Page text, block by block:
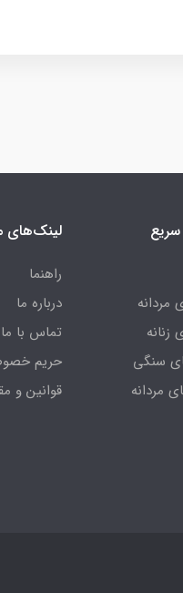
مردانه
زنانه
سنگی
مردانه
لینک‌های
راهنما
درباره ما
تماس با ما
حریم
قوانین و